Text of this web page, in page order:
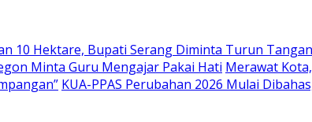
10 Hektare, Bupati Serang Diminta Turun Tangan
Minta Guru Mengajar Pakai Hati Merawat
KUA-PPAS Perubahan 2026 Mulai